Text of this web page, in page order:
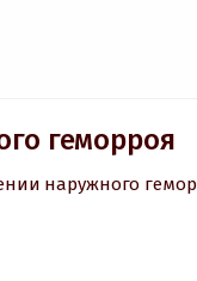
геморроя
наружного